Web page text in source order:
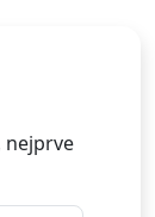
nejprve